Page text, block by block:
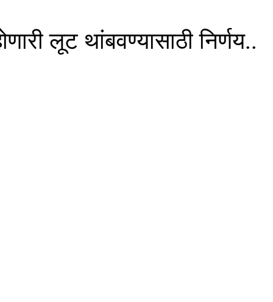
लूट थांबवण्यासाठी निर्णय..